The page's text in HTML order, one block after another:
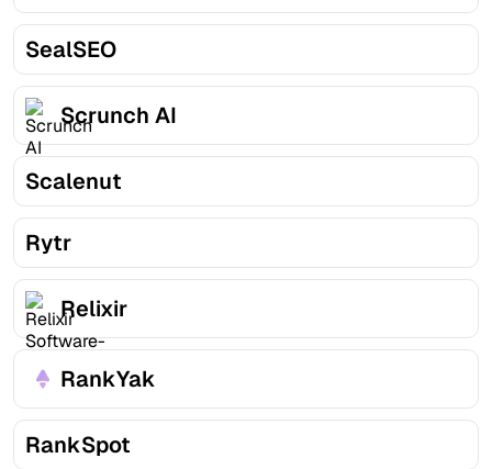
SealSEO
Scrunch AI
Scalenut
Rytr
Relixir
RankYak
RankSpot